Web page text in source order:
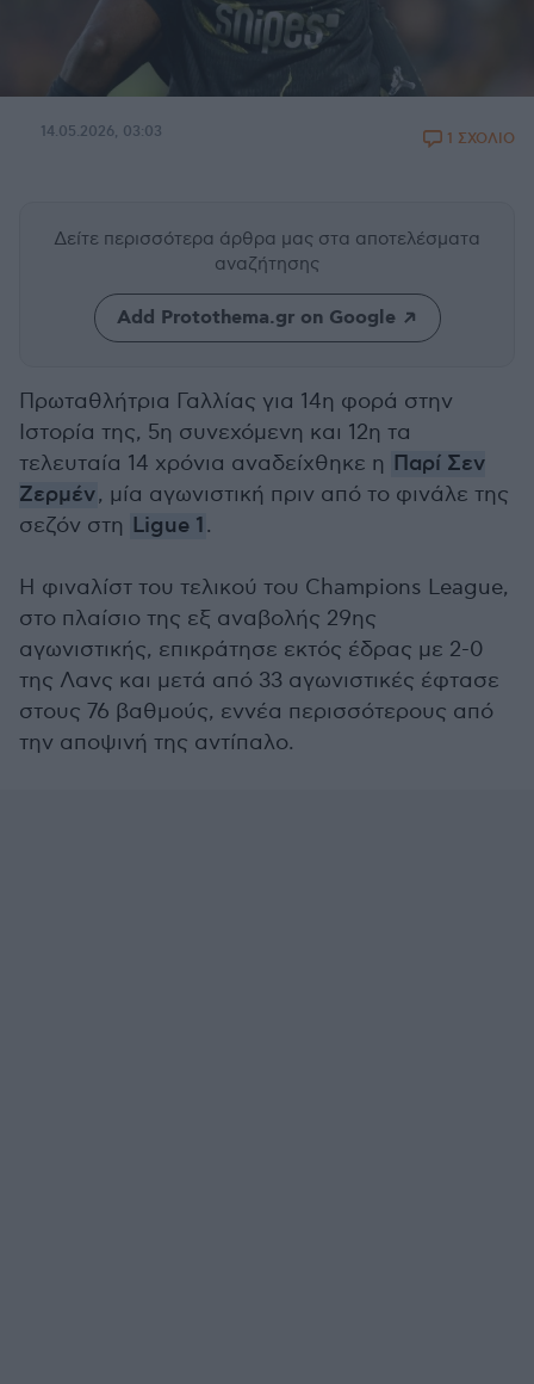
14.05.2026, 03:03 1 ΣΧΟΛΙΟ
Δείτε περισσότερα άρθρα μας στα αποτελέσματα
αναζήτησης
Add Protothema.gr on Google
Πρωταθλήτρια Γαλλίας για 14η φορά στην
Ιστορία της, 5η συνεχόμενη και 12η τα
τελευταία 14 χρόνια αναδείχθηκε η Παρί Σεν
Ζερμέν, μία αγωνιστική πριν από το φινάλε της
σεζόν στη Ligue 1.
Η φιναλίστ του τελικού του Champions League,
στο πλαίσιο της εξ αναβολής 29ης
αγωνιστικής, επικράτησε εκτός έδρας με 2-0
της Λανς και μετά από 33 αγωνιστικές έφτασε
στους 76 βαθμούς, εννέα περισσότερους από
την αποψινή της αντίπαλο.